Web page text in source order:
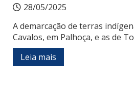
28/05/2025
A demarcação de terras
Cavalos, em Palhoça, e as de
Leia mais